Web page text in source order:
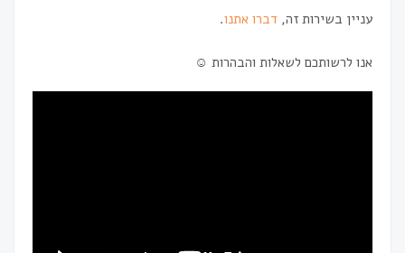
עניין בשירות זה, דברו אתנו.
אנו לרשותכם לשאלות והבהרות ☺